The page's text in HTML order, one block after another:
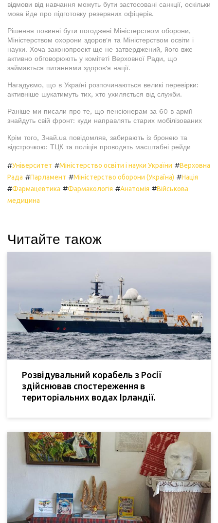
відмови від навчання можуть бути застосовані санкції, оскільки
мова йде про підготовку резервних офіцерів.
Рішення повинні бути погоджені Міністерством оборони,
Міністерством охорони здоров'я та Міністерством освіти і
науки. Хоча законопроект ще не затверджений, його вже
активно обговорюють у комітеті Верховної Ради, що
займається питаннями здоров'я нації.
Нагадуємо, що в Україні розпочинаються великі перевірки:
активніше шукатимуть тих, хто ухиляється від служби.
Раніше ми писали про те, що пенсіонерам за 60 в армії
знайдуть свій фронт: куди направлять старих мобілізованих
Крім того, Знай.ua повідомляв, забирають із бронею та
відстрочкою: ТЦК та поліція проводять масштабні рейди
#Університет #Міністерство освіти і науки України #Верховна
Рада #Парламент #Міністерство оборони (Україна) #Нація
#Фармацевтика #Фармакологія #Анатомія #Військова
медицина
Читайте також
Розвідувальний корабель з Росії
здійснював спостереження в
територіальних водах Ірландії.